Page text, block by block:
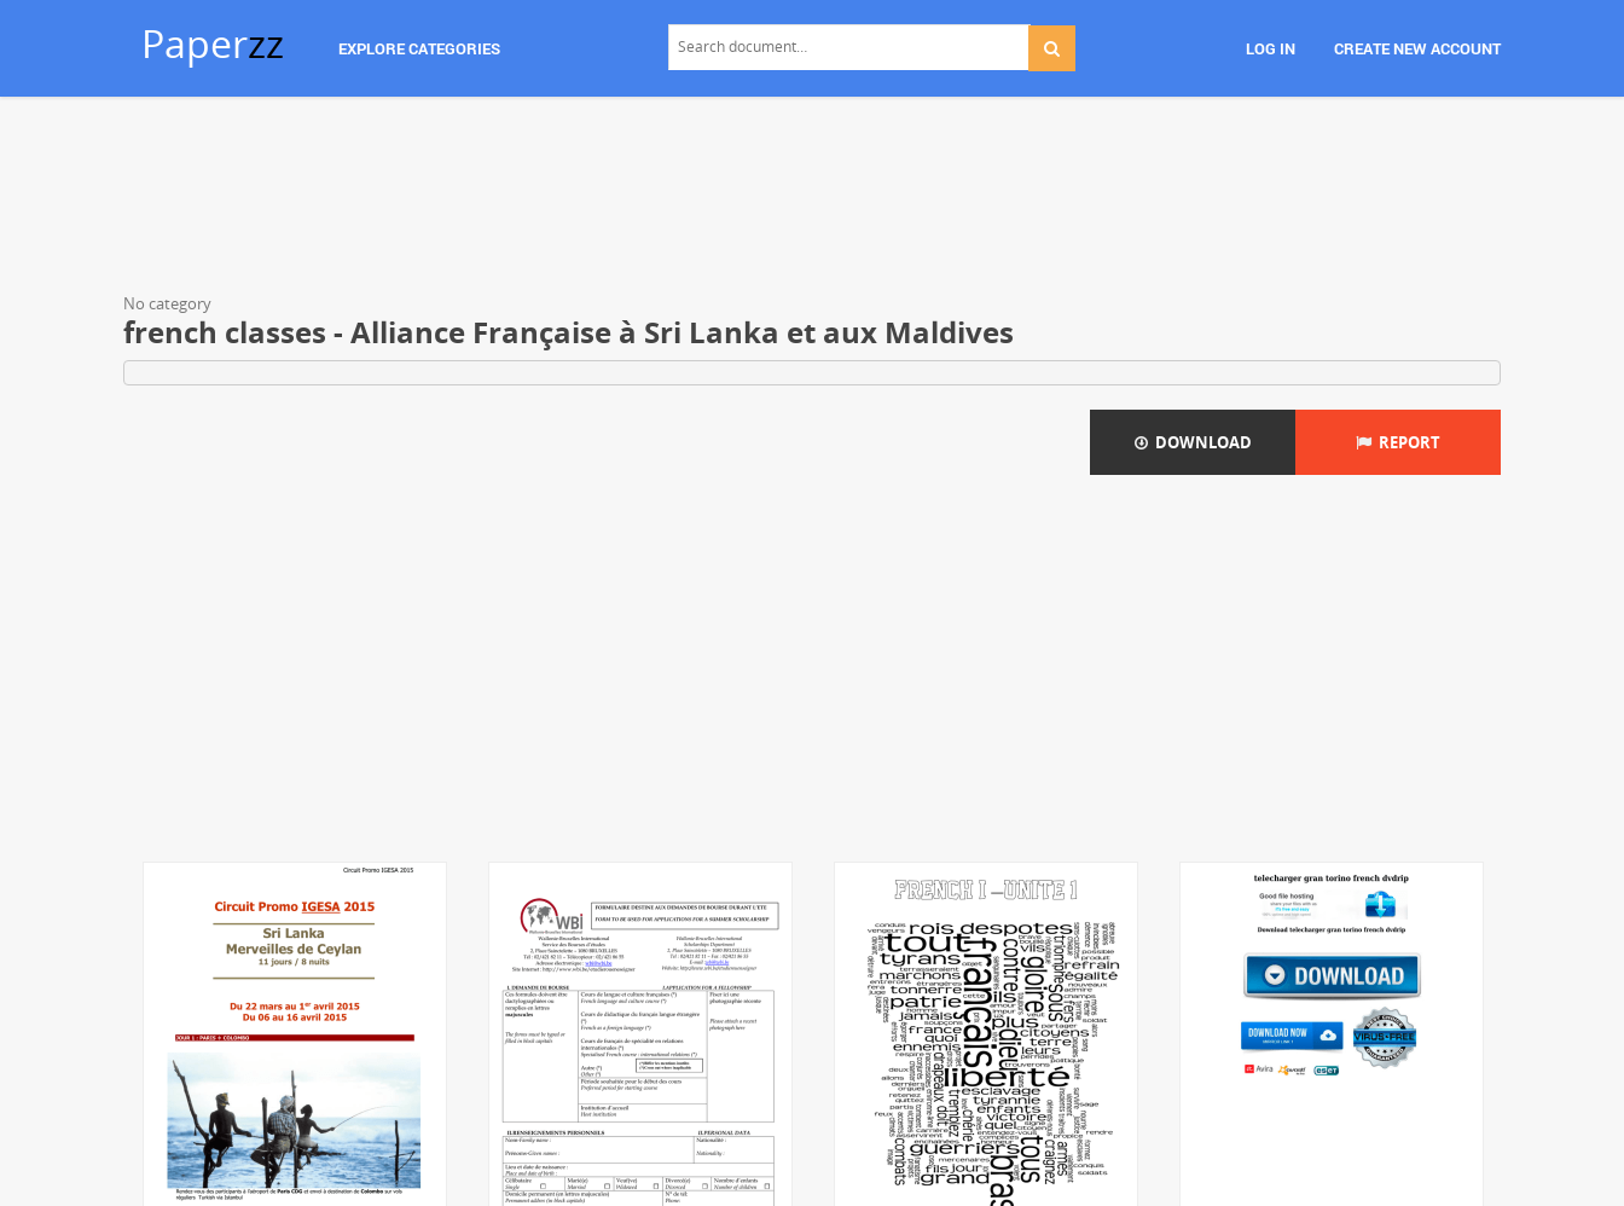
Paperzz EXPLORE CATEGORIES LOG IN CREATE NEW ACCOUNT
No category
french classes - Alliance Française à Sri Lanka et aux Maldives
DOWNLOAD REPORT